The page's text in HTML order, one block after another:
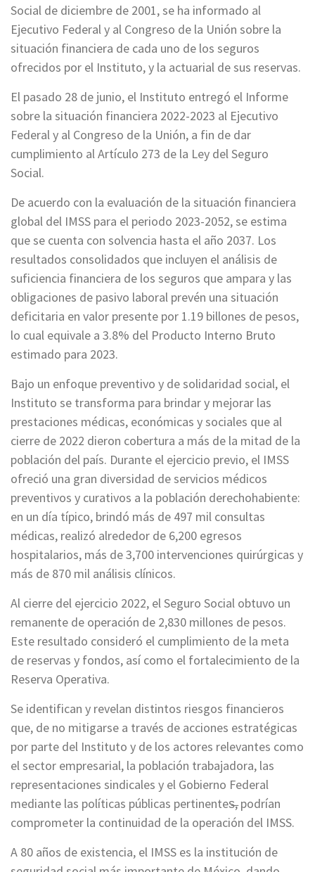
Social de diciembre de 2001, se ha informado al
Ejecutivo Federal y al Congreso de la Unión sobre la
situación financiera de cada uno de los seguros
ofrecidos por el Instituto, y la actuarial de sus reservas.
El pasado 28 de junio, el Instituto entregó el Informe
sobre la situación financiera 2022-2023 al Ejecutivo
Federal y al Congreso de la Unión, a fin de dar
cumplimiento al Artículo 273 de la Ley del Seguro
Social.
De acuerdo con la evaluación de la situación financiera
global del IMSS para el periodo 2023-2052, se estima
que se cuenta con solvencia hasta el año 2037. Los
resultados consolidados que incluyen el análisis de
suficiencia financiera de los seguros que ampara y las
obligaciones de pasivo laboral prevén una situación
deficitaria en valor presente por 1.19 billones de pesos,
lo cual equivale a 3.8% del Producto Interno Bruto
estimado para 2023.
Bajo un enfoque preventivo y de solidaridad social, el
Instituto se transforma para brindar y mejorar las
prestaciones médicas, económicas y sociales que al
cierre de 2022 dieron cobertura a más de la mitad de la
población del país. Durante el ejercicio previo, el IMSS
ofreció una gran diversidad de servicios médicos
preventivos y curativos a la población derechohabiente:
en un día típico, brindó más de 497 mil consultas
médicas, realizó alrededor de 6,200 egresos
hospitalarios, más de 3,700 intervenciones quirúrgicas y
más de 870 mil análisis clínicos.
Al cierre del ejercicio 2022, el Seguro Social obtuvo un
remanente de operación de 2,830 millones de pesos.
Este resultado consideró el cumplimiento de la meta
de reservas y fondos, así como el fortalecimiento de la
Reserva Operativa.
Se identifican y revelan distintos riesgos financieros
que, de no mitigarse a través de acciones estratégicas
por parte del Instituto y de los actores relevantes como
el sector empresarial, la población trabajadora, las
representaciones sindicales y el Gobierno Federal
mediante las políticas públicas pertinentes̶, podrían
comprometer la continuidad de la operación del IMSS.
A 80 años de existencia, el IMSS es la institución de